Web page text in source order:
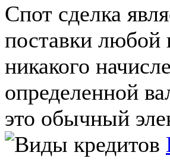
Спот сделка
поставки любой
никакого
определенной
это обычный